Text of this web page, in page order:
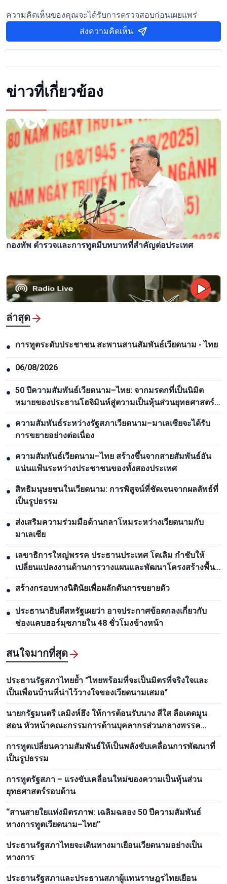
ความคิดเห็นของคุณจะได้รับการตรวจสอบก่อนเผยแพร่
ส่งความคิดเห็น
ข่าวที่เกี่ยวข้อง
กองทัพ ตำรวจและการทูตมีบทบาทที่สำคัญต่อประเทศ
ล่าสุด
● การทูตระดับประชาชน สะพานสานสัมพันธ์เวียดนาม - ไทย
● 06/08/2026
● 50 ปีความสัมพันธ์เวียดนาม–ไทย: จากมรดกที่เป็นนิมิต
หมายของประธานโฮจิมินห์สู่ตวามเป็นหุ้นส่วนยุทธศาสตร์
รอบด้าน
● ความสัมพันธ์ระหว่างรัฐสภาเวียดนาม–มาเลเซียจะได้รับ
การขยายอย่างต่อเนื่อง
● ความสัมพันธ์เวียดนาม–ไทย สร้างขึ้นจากสายสัมพันธ์อัน
แน่นแฟ้นระหว่างประชาชนของทั้งสองประเทศ
● สิทธิมนุษยชนในเวียดนาม: การพิสูจน์ที่ชัดเจนจากผลลัพธ์ที่
เป็นรูปธรรม
● ส่งเสริมความร่วมมือด้านกลาโหมระหว่างเวียดนามกับ
มาเลเซีย
● เลขาธิการใหญ่พรรค ประธานประเทศ โตเลิม กำชับให้
เปลี่ยนแปลงงานด้านการวางแผนและพัฒนาโครงสร้างพื้น
ฐาน
● สร้างกรอบทางนิตินัยเพื่อผลักดันการขยายตัว
● ประธานาธิบดีสหรัฐเผยว่า อาจประกาศข้อตกลงเกี่ยวกับ
ช่องแคบฮอร์มุซภายใน 48 ชั่วโมงข้างหน้า
สนใจมากที่สุด
ประธานรัฐสภาไทยย้ำ "ไทยพร้อมที่จะเป็นมิตรที่จริงใจและ
เป็นเพื่อนบ้านที่น่าไว้วางใจของเวียดนามเสมอ"
นายกรัฐมนตรี เลมิงห์ฮึง ให้การต้อนรับนาง สีใส ลือเดดมูน
สอน หัวหน้าคณะกรรมการด้านบุคลากรส่วนกลางพรรค
ประชาชนปฏิวัติลาว
การทูตเปลี่ยนความสัมพันธ์ให้เป็นพลังขับเคลื่อนการพัฒนาที่
เป็นรูปธรรม
การทูตรัฐสภา – แรงขับเคลื่อนใหม่ของความเป็นหุ้นส่วน
ยุทธศาสตร์รอบด้าน
“สานสายใยแห่งมิตรภาพ: เฉลิมฉลอง 50 ปีความสัมพันธ์
ทางการทูตเวียดนาม–ไทย”
ประธานรัฐสภาไทยจะเดินทางมาเยือนเวียดนามอย่างเป็น
ทางการ
ประธานรัฐสภาและประธานสภาผู้แทนราษฎรไทยเยือน